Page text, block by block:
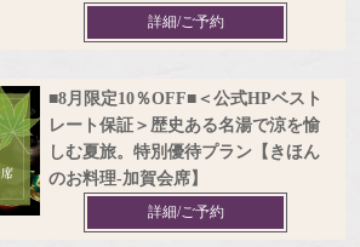
詳細/ご予約
■8月限定10％OFF■＜公式HPベスト
レート保証＞歴史ある名湯で涼を愉
しむ夏旅。特別優待プラン【きほん
のお料理‐加賀会席】
詳細/ご予約